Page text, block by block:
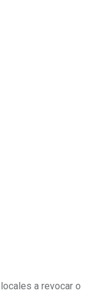
a revocar o